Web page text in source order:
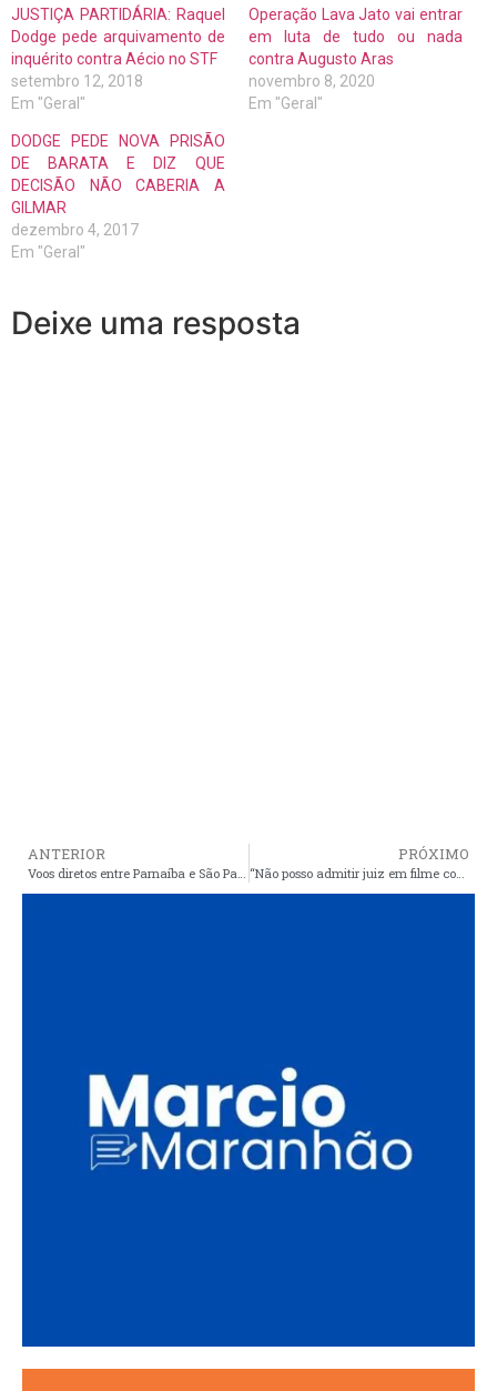
JUSTIÇA PARTIDÁRIA: Raquel
Dodge pede arquivamento de
inquérito contra Aécio no STF
setembro 12, 2018
Em "Geral"
Operação Lava Jato vai entrar
em luta de tudo ou nada
contra Augusto Aras
novembro 8, 2020
Em "Geral"
DODGE PEDE NOVA PRISÃO
DE BARATA E DIZ QUE
DECISÃO NÃO CABERIA A
GILMAR
dezembro 4, 2017
Em "Geral"
Deixe uma resposta
ANTERIOR
Voos diretos entre Parnaíba e São Paulo começam neste sábado
PRÓXIMO
“Não posso admitir juiz em filme com tapete vermelho, emitindo nota para imprensa…”, diz ministro do STJ